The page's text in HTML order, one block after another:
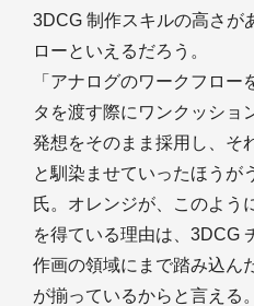
3DCG 制作スキルの高さが
ローといえるだろう。
「アナログのワークフロ
タを渡す際にワンクッショ
発想をそのまま採用し、そ
と馴染ませていったほうが
氏。オレンジが、このよう
を得ている理由は、3DCG
作画の領域にまで踏み込ん
が揃っているからと言える。